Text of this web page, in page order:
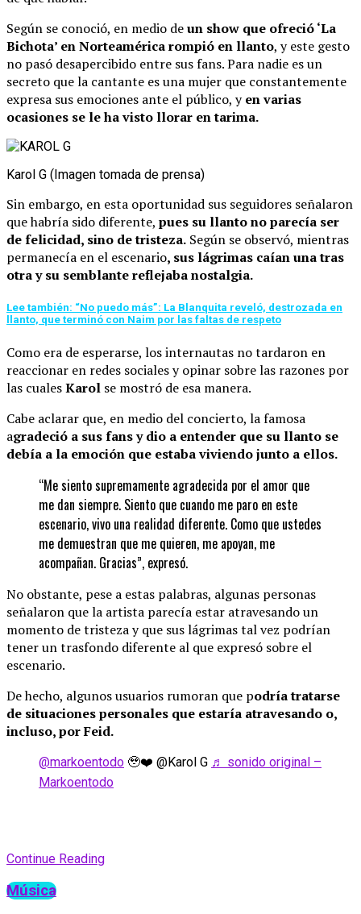
Según se conoció, en medio deun show que ofreció ‘La
Bichota’ en Norteamérica rompió en llanto, y este gesto
no pasó desapercibido entre sus fans. Para nadie es un
secreto que la cantante es una mujer que constantemente
expresa sus emociones ante el público, yen varias
ocasiones se le ha visto llorar en tarima.
Karol G (Imagen tomada de prensa)
Sin embargo, en esta oportunidad sus seguidores señalaron
que habría sido diferente, pues su llanto no parecía ser
de felicidad, sino de tristeza. Según se observó, mientras
permanecía en el escenario, sus lágrimas caían una tras
otra y su semblante reflejaba nostalgia.
Lee también: “No puedo más”: La Blanquita reveló, destrozada en
llanto, que terminó con Naim por las faltas de respeto
Como era de esperarse, los internautas no tardaron en
reaccionar en redes sociales y opinar sobre las razones por
las cualesKarol se mostró de esa manera.
Cabe aclarar que, en medio del concierto, la famosa
agradeció a sus fans y dio a entender que su llanto se
debía a la emoción que estaba viviendo junto a ellos.
“Me siento supremamente agradecida por el amor que
me dan siempre. Siento que cuando me paro en este
escenario, vivo una realidad diferente. Como que ustedes
me demuestran que me quieren, me apoyan, me
acompañan. Gracias”, expresó.
No obstante, pese a estas palabras, algunas personas
señalaron que la artista parecía estar atravesando un
momento de tristeza y que sus lágrimas tal vez podrían
tener un trasfondo diferente al que expresó sobre el
escenario.
De hecho, algunos usuarios rumoran que podría tratarse
de situaciones personales que estaría atravesando o,
incluso, por Feid.
@markoentodo 🥹❤️ @Karol G ♬ sonido original –
Markoentodo
Continue Reading
Música